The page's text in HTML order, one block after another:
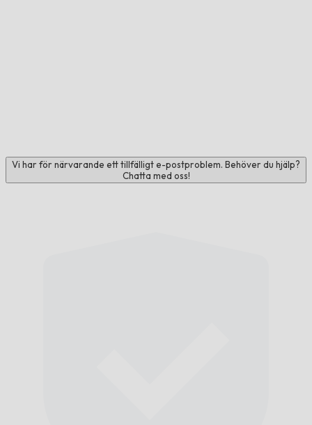
Vi har för närvarande ett tillfälligt e-postproblem. Behöver du hjälp?
Chatta med oss!